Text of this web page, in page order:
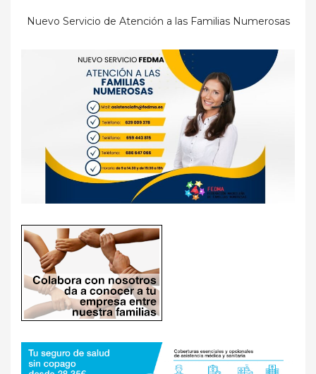
Nuevo Servicio de Atención a las Familias Numerosas